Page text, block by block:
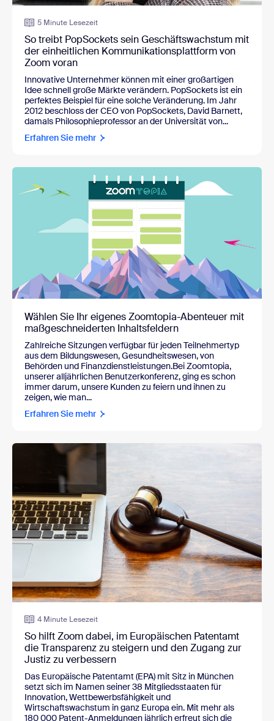
5 Minute Lesezeit
So treibt PopSockets sein Geschäftswachstum mit
der einheitlichen Kommunikationsplattform von
Zoom voran
Innovative Unternehmer können mit einer großartigen
Idee schnell große Märkte verändern. PopSockets ist ein
perfektes Beispiel für eine solche Veränderung. Im Jahr
2012 beschloss der CEO von PopSockets, David Barnett,
damals Philosophieprofessor an der Universität von...
Erfahren Sie mehr
Wählen Sie Ihr eigenes Zoomtopia-Abenteuer mit
maßgeschneiderten Inhaltsfeldern
Zahlreiche Sitzungen verfügbar für jeden Teilnehmertyp
aus dem Bildungswesen, Gesundheitswesen, von
Behörden und Finanzdienstleistungen.Bei Zoomtopia,
unserer alljährlichen Benutzerkonferenz, ging es schon
immer darum, unsere Kunden zu feiern und ihnen zu
zeigen, wie man...
Erfahren Sie mehr
4 Minute Lesezeit
So hilft Zoom dabei, im Europäischen Patentamt
die Transparenz zu steigern und den Zugang zur
Justiz zu verbessern
Das Europäische Patentamt (EPA) mit Sitz in München
setzt sich im Namen seiner 38 Mitgliedsstaaten für
Innovation, Wettbewerbsfähigkeit und
Wirtschaftswachstum in ganz Europa ein. Mit mehr als
180 000 Patent-Anmeldungen jährlich erfreut sich die